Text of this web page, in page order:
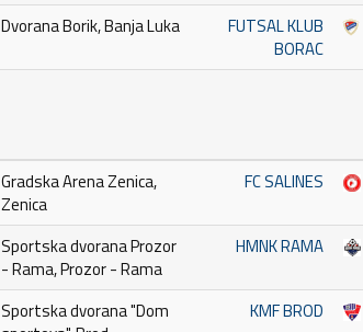
Dvorana Borik, Banja Luka
FUTSAL KLUB
BORAC
Gradska Arena Zenica,
Zenica
FC SALINES
Sportska dvorana Prozor
- Rama, Prozor - Rama
HMNK RAMA
Sportska dvorana "Dom
KMF BROD